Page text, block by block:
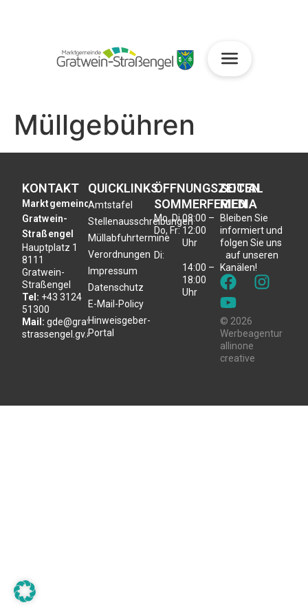
Müllgebühren
KONTAKT
Marktgemeinde
Gratwein-
Straßengel
Hauptplatz 1
8111
Gratwein-
Straßengel
Tel: +43 3124
51300
Mail: gde@gratwein-
strassengel.gv.at
QUICKLINKS
Amtstafel
Stellenausschreibungen
Müllabfuhrtermine
Verordnungen
Impressum
Datenschutz
E-Mail-Policy
Hinweisgeber-
Portal
ÖFFNUNGSZEITEN
SOMMERFERIEN
Mo, Di,
Do, Fr:
Di:
08:00 –
12:00
Uhr
14:00 –
18:00
Uhr
SOCIAL
MEDIA
Bleiben Sie
informiert und
folgen Sie uns
auf unseren
Kanälen!
© 2026
Werbeagentur
allinone
creative